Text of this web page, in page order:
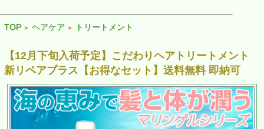
TOP > ヘアケア > トリートメント
【12月下旬入荷予定】こだわりヘアトリートメント
新リペアプラス【お得なセット】送料無料 即納可